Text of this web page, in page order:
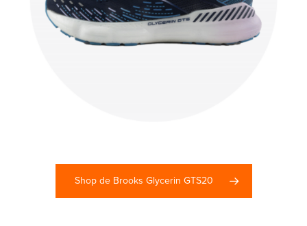
Shop de Brooks Glycerin GTS20